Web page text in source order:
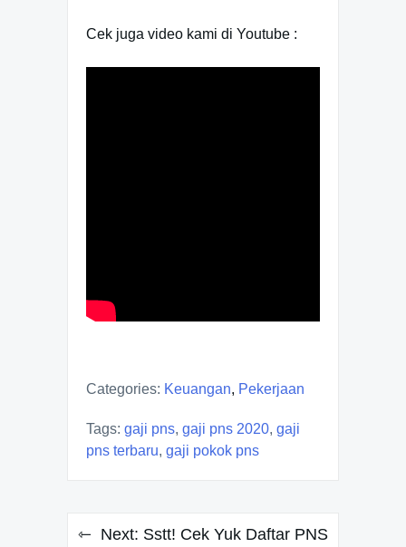
Cek juga video kami di Youtube :
Categories: Keuangan, Pekerjaan
Tags: gaji pns, gaji pns 2020, gaji
pns terbaru, gaji pokok pns
PostNext: Sstt! Cek Yuk Daftar PNS